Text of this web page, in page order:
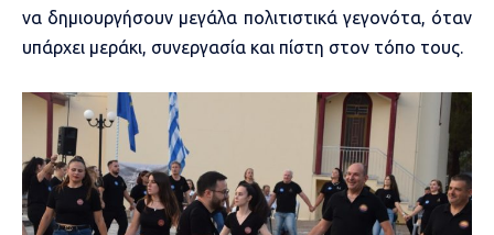
να δημιουργήσουν μεγάλα πολιτιστικά γεγονότα, όταν
υπάρχει μεράκι, συνεργασία και πίστη στον τόπο τους.